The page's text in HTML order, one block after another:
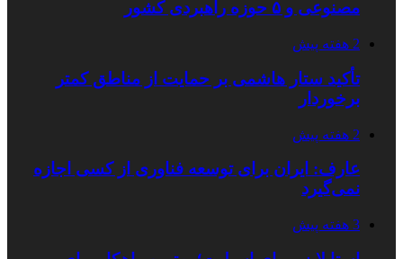
مصنوعی و ۵ حوزه راهبردی کشور
2 هفته پیش
تأکید ستار هاشمی بر حمایت از مناطق کمتر
برخوردار
2 هفته پیش
عارف: ایران برای توسعه فناوری از کسی اجازه
نمی‌گیرد
3 هفته پیش